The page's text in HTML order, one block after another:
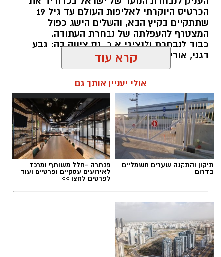
הכרטיס היוקרתי לאליפות העולם עד גיל 19
שתתקיים בקיץ הבא, והשלים הישג כפול
המצטרף להעפלתה של נבחרת העתודה.
כבוד לנבחרת ולנציגי א.כ. נס ציונה בה: גבע
דגני, אורי בוחניק ונעם לוי.
kolness1@gmail.com / 18:48 06.08.26
תגים:נבחרת הנוער בכדוריד, אליפות העולם בכדוריד
קרא עוד
אולי יעניין אותך גם
תיקון והתקנה שערים חשמליים
בדרום
פנתרה -חלל משותף ומרכז
לאירועים עסקיים ופרטיים ועוד
לפרטים לחצו >>